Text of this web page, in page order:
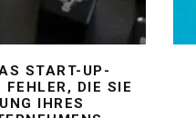
START-UP-
FEHLER, DIE SIE
IHRES